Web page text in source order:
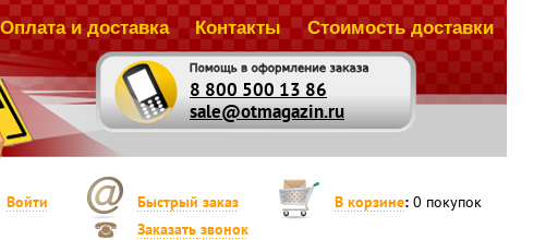
8 800 500 13 86
sale@otmagazin.ru
Оплата и доставка Контакты Стоимость доставки
Войти Быстрый заказ В корзине: 0 покупок
Заказать звонок